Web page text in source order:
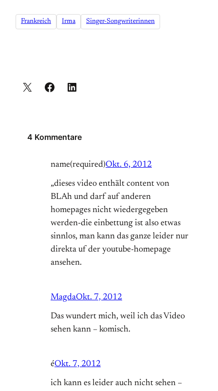
Frankreich Irma Singer-Songwriterinnen
4 Kommentare
name(required)Okt. 6, 2012
„dieses video enthält content von
BLAh und darf auf anderen
homepages nicht wiedergegeben
werden-die einbettung ist also etwas
sinnlos, man kann das ganze leider nur
direkta uf der youtube-homepage
ansehen.
MagdaOkt. 7, 2012
Das wundert mich, weil ich das Video
sehen kann – komisch.
éOkt. 7, 2012
ich kann es leider auch nicht sehen –